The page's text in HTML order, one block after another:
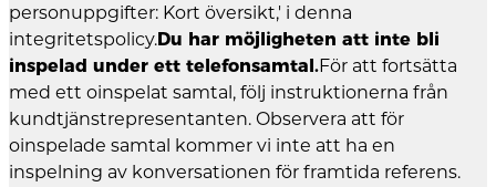
personuppgifter: Kort översikt,' i denna
integritetspolicy.Du har möjligheten att inte bli
inspelad under ett telefonsamtal.För att fortsätta
med ett oinspelat samtal, följ instruktionerna från
kundtjänstrepresentanten. Observera att för
oinspelade samtal kommer vi inte att ha en
inspelning av konversationen för framtida referens.